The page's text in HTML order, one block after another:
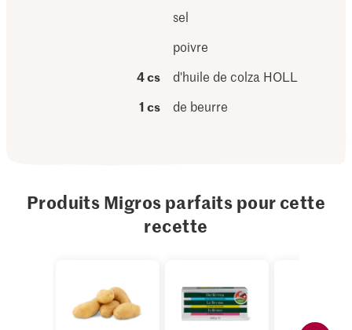
sel
poivre
4 cs
d'huile de colza HOLL
1 cs
de beurre
Produits Migros parfaits pour cette
recette